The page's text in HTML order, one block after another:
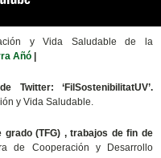
y Vida Saludable de la
Añó |
Twitter: ‘FilSostenibilitatUV’.
y Vida Saludable.
(TFG) , trabajos de fin de
de Cooperación y Desarrollo